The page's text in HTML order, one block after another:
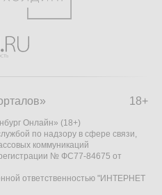
18+
Онлайн» (18+)
по надзору в сфере связи,
коммуникаций
№ ФС77-84675 от
ответственностью "ИНТЕРНЕТ